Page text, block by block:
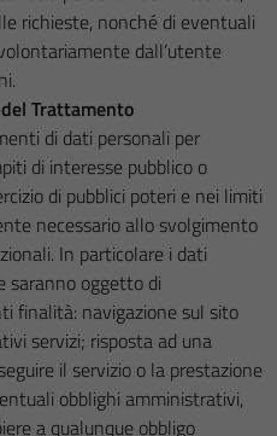
richieste, nonché di eventuali
dall’utente
Trattamento
di dati personali per
di interesse pubblico o
di pubblici poteri e nei limiti
necessario allo svolgimento
In particolare i dati
saranno oggetto di
finalità: navigazione sul sito
servizi; risposta ad una
il servizio o la prestazione
obblighi amministrativi,
a qualunque obbligo